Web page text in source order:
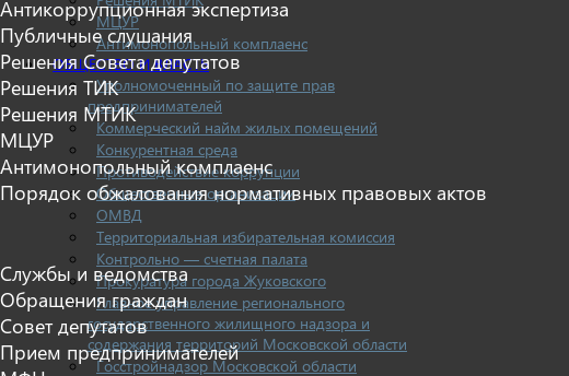
МЦУР
Антимонопольный комплаенс
ОБЩЕСТВО И ВЛАСТЬ
Уполномоченный по защите прав
предпринимателей
Коммерческий найм жилых помещений
Конкурентная среда
Противодействие коррупции
Общественные организации
ОМВД
Территориальная избирательная комиссия
Контрольно — счетная палата
Прокуратура города Жуковского
Главное управление регионального
государственного жилищного надзора и
содержания территорий Московской области
Госстройнадзор Московской области
Антикоррупционная экспертиза
Публичные слушания
Решения Совета депутатов
Решения ТИК
Решения МТИК
МЦУР
Антимонопольный комплаенс
Порядок обжалования нормативных правовых актов
Службы и ведомства
Обращения граждан
Совет депутатов
Прием предпринимателей